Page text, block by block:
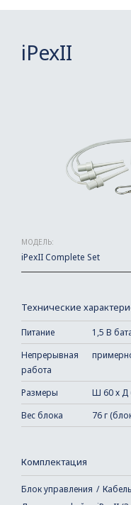
iPexII
МОДЕЛЬ:
iPexII Complete Set
Технические
Питание
1,5 В
Непрерывная
работа
Размеры
Ш 60 х Д
Вес блока
76 г
Комплектация
Блок управления